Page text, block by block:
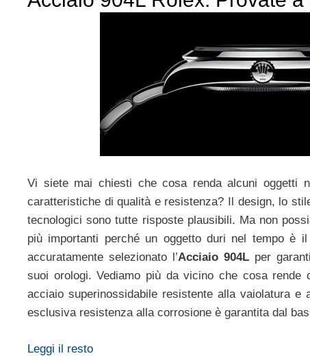
Vi siete mai chiesti che cosa renda alcuni oggetti
caratteristiche di qualità e resistenza? Il design, lo
tecnologici sono tutte risposte plausibili. Ma non
più importanti perché un oggetto duri nel tempo è
accuratamente selezionato l’Acciaio 904Lper
suoi orologi. Vediamo più da vicino che cosa rende
acciaio superinossidabile resistente alla vaiolatura
esclusiva resistenza alla corrosione è garantita dal
Leggi il resto